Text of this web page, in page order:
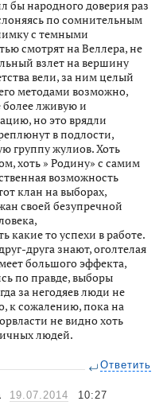
бы народного доверия раз
по сомнительным
с темными
смотрят на Веллера, не
взлет на вершину
вели, за ним целый
методами возможно,
более лживую и
но это врядли
в подлости,
группу жулиов. Хоть
хоть » Родину» с самим
возможность
клан на выборах,
своей безупречной
какие то успехи в работе.
друга знают, оголтелая
большого эффекта,
по правде, выборы
за негодяев люди не
к сожалению, пока на
не видно хоть
людей.
Ответить
19.07.2014 10:27